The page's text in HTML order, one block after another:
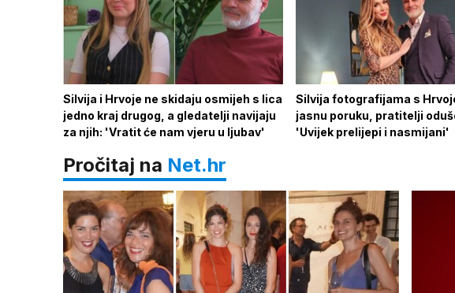
Silvija i Hrvoje ne skidaju osmijeh s lica
jedno kraj drugog, a gledatelji navijaju
za njih: 'Vratit će nam vjeru u ljubav'
Silvija fotografijama s
jasnu poruku, pratitelji
'Uvijek prelijepi i nasmijani'
Pročitaj na Net.hr